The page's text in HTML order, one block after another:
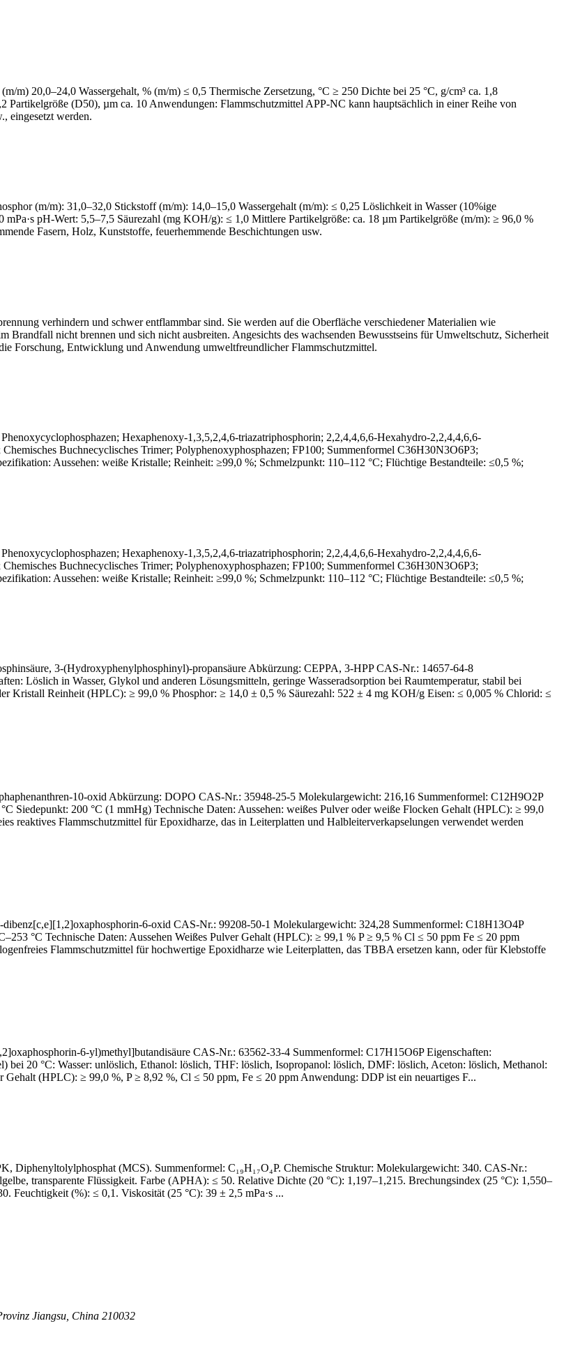
m) 20,0–24,0 Wassergehalt, % (m/m) ≤ 0,5 Thermische Zersetzung, °C ≥ 250 Dichte bei 25 °C, g/cm³ ca. 1,8
Partikelgröße (D50), µm ca. 10 Anwendungen: Flammschutzmittel APP-NC kann hauptsächlich in einer Reihe von
eingesetzt werden.
(m/m): 31,0–32,0 Stickstoff (m/m): 14,0–15,0 Wassergehalt (m/m): ≤ 0,25 Löslichkeit in Wasser (10%ige
mPa·s pH-Wert: 5,5–7,5 Säurezahl (mg KOH/g): ≤ 1,0 Mittlere Partikelgröße: ca. 18 µm Partikelgröße (m/m): ≥ 96,0 %
Fasern, Holz, Kunststoffe, feuerhemmende Beschichtungen usw.
verhindern und schwer entflammbar sind. Sie werden auf die Oberfläche verschiedener Materialien wie
Brandfall nicht brennen und sich nicht ausbreiten. Angesichts des wachsenden Bewusstseins für Umweltschutz, Sicherheit
Forschung, Entwicklung und Anwendung umweltfreundlicher Flammschutzmittel.
Hexaphenoxy-1,3,5,2,4,6-triazatriphosphorin; 2,2,4,4,6,6-Hexahydro-2,2,4,4,6,6-
Buchnecyclisches Trimer; Polyphenoxyphosphazen; FP100; Summenformel C36H30N3O6P3;
Aussehen: weiße Kristalle; Reinheit: ≥99,0 %; Schmelzpunkt: 110–112 °C; Flüchtige Bestandteile: ≤0,5 %;
Hexaphenoxy-1,3,5,2,4,6-triazatriphosphorin; 2,2,4,4,6,6-Hexahydro-2,2,4,4,6,6-
Buchnecyclisches Trimer; Polyphenoxyphosphazen; FP100; Summenformel C36H30N3O6P3;
Aussehen: weiße Kristalle; Reinheit: ≥99,0 %; Schmelzpunkt: 110–112 °C; Flüchtige Bestandteile: ≤0,5 %;
3-(Hydroxyphenylphosphinyl)-propansäure Abkürzung: CEPPA, 3-HPP CAS-Nr.: 14657-64-8
Löslich in Wasser, Glykol und anderen Lösungsmitteln, geringe Wasseradsorption bei Raumtemperatur, stabil bei
Kristall Reinheit (HPLC): ≥ 99,0 % Phosphor: ≥ 14,0 ± 0,5 % Säurezahl: 522 ± 4 mg KOH/g Eisen: ≤ 0,005 % Chlorid: ≤
10-oxid Abkürzung: DOPO CAS-Nr.: 35948-25-5 Molekulargewicht: 216,16 Summenformel: C12H9O2P
Siedepunkt: 200 °C (1 mmHg) Technische Daten: Aussehen: weißes Pulver oder weiße Flocken Gehalt (HPLC): ≥ 99,0
reaktives Flammschutzmittel für Epoxidharze, das in Leiterplatten und Halbleiterverkapselungen verwendet werden
6-oxid CAS-Nr.: 99208-50-1 Molekulargewicht: 324,28 Summenformel: C18H13O4P
°C Technische Daten: Aussehen Weißes Pulver Gehalt (HPLC): ≥ 99,1 % P ≥ 9,5 % Cl ≤ 50 ppm Fe ≤ 20 ppm
Flammschutzmittel für hochwertige Epoxidharze wie Leiterplatten, das TBBA ersetzen kann, oder für Klebstoffe
6-yl)methyl]butandisäure CAS-Nr.: 63562-33-4 Summenformel: C17H15O6P Eigenschaften:
bei 20 °C: Wasser: unlöslich, Ethanol: löslich, THF: löslich, Isopropanol: löslich, DMF: löslich, Aceton: löslich, Methanol:
(HPLC): ≥ 99,0 %, P ≥ 8,92 %, Cl ≤ 50 ppm, Fe ≤ 20 ppm Anwendung: DDP ist ein neuartiges F...
Diphenyltolylphosphat (MCS). Summenformel: C₁₉H₁₇O₄P. Chemische Struktur: Molekulargewicht: 340. CAS-Nr.:
transparente Flüssigkeit. Farbe (APHA): ≤ 50. Relative Dichte (20 °C): 1,197–1,215. Brechungsindex (25 °C): 1,550–
Feuchtigkeit (%): ≤ 0,1. Viskosität (25 °C): 39 ± 2,5 mPa·s ...
Jiangsu, China 210032